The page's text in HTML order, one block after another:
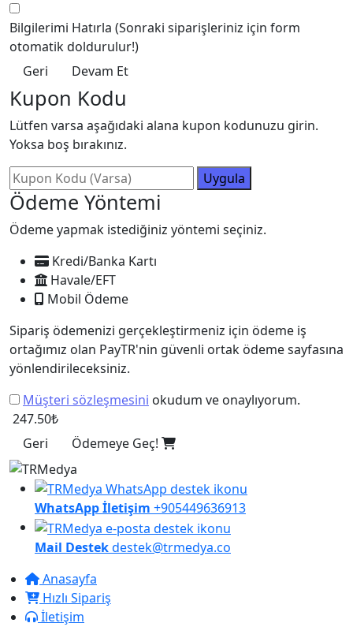
Bilgilerimi Hatırla (Sonraki siparişleriniz için form
otomatik doldurulur!)
Geri
Devam Et
Kupon Kodu
Lütfen varsa aşağıdaki alana kupon kodunuzu girin.
Yoksa boş bırakınız.
Uygula
Ödeme Yöntemi
Ödeme yapmak istediğiniz yöntemi seçiniz.
Kredi/Banka Kartı
Havale/EFT
Mobil Ödeme
Sipariş ödemenizi gerçekleştirmeniz için ödeme iş
ortağımız olan PayTR'nin güvenli ortak ödeme sayfasına
yönlendirileceksiniz.
Müşteri sözleşmesini okudum ve onaylıyorum.
247.50₺
Geri
Ödemeye Geç!
WhatsApp İletişim +905449636913
Mail Destekdestek@trmedya.co
Anasayfa
Hızlı Sipariş
İletişim